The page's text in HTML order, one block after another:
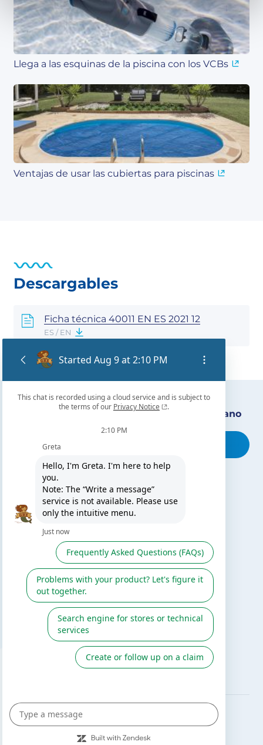
Llega a las esquinas de la piscina con los VCBs
Ventajas de usar las cubiertas para piscinas
Descargables
Ficha técnica 40011 EN ES 2021 12
ES / EN
Encuentra nuestro distribuidor más cercano
TE PUEDE INTERESAR
El blog de Gre
Servicio de postventa
Catálogo Gre / Zodiac
SÍGUENOS EN